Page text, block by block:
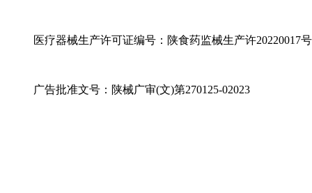
医疗器械生产许可证编号：陕食药监械生产许20220017号
广告批准文号：陕械广审(文)第270125-02023